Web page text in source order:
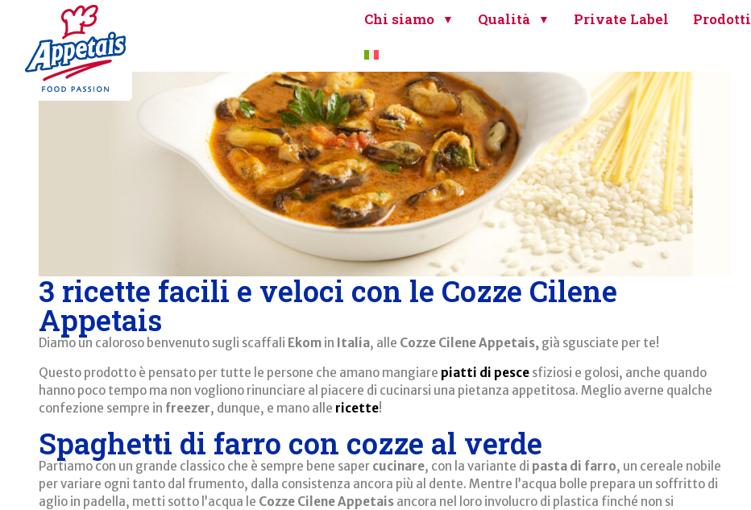
Chi siamo Qualità Private Label Prodotti
3 ricette facili e veloci con le Cozze Cilene
Appetais
Diamo un caloroso benvenuto sugli scaffali Ekom in Italia, alle Cozze CileneAppetais, già sgusciate per te!
Questo prodotto è pensato per tutte le persone che amano mangiare piatti di pesce sfiziosi e golosi, anche quando
hanno poco tempo ma non vogliono rinunciare al piacere di cucinarsi una pietanza appetitosa. Meglio averne qualche
confezione sempre in freezer, dunque, e mano alle ricette!
Spaghetti di farro con cozze al verde
Partiamo con un grande classico che è sempre bene saper cucinare, con la variante di pasta di farro, un cereale nobile
per variare ogni tanto dal frumento, dalla consistenza ancora più al dente. Mentre l’acqua bolle prepara un soffritto di
aglio in padella, metti sotto l’acqua le Cozze Cilene Appetais ancora nel loro involucro di plastica finché non si